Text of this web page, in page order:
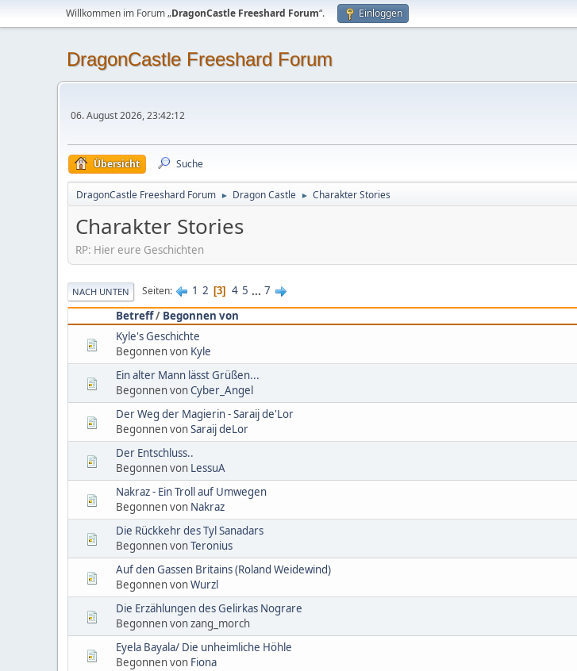
Willkommen im Forum „DragonCastle Freeshard Forum“. Einloggen
DragonCastle Freeshard Forum
06. August 2026, 23:42:12
Übersicht Suche
DragonCastle Freeshard Forum ► Dragon Castle ► Charakter Stories
Charakter Stories
RP: Hier eure Geschichten
NACH UNTEN Seiten 1 2 3 4 5 ... 7
Betreff/ Begonnen von
Kyle's Geschichte
Begonnen von Kyle
Ein alter Mann lässt Grüßen...
Begonnen vonCyber_Angel
Der Weg der Magierin - Saraij de'Lor
Begonnen vonSaraij deLor
Der Entschluss..
Begonnen von LessuA
Nakraz - Ein Troll auf Umwegen
Begonnen von Nakraz
Die Rückkehr des Tyl Sanadars
Begonnen vonTeronius
Auf den Gassen Britains (Roland Weidewind)
Begonnen vonWurzl
Die Erzählungen des Gelirkas Nograre
Begonnen von zang_morch
Eyela Bayala/ Die unheimliche Höhle
Begonnen von Fiona